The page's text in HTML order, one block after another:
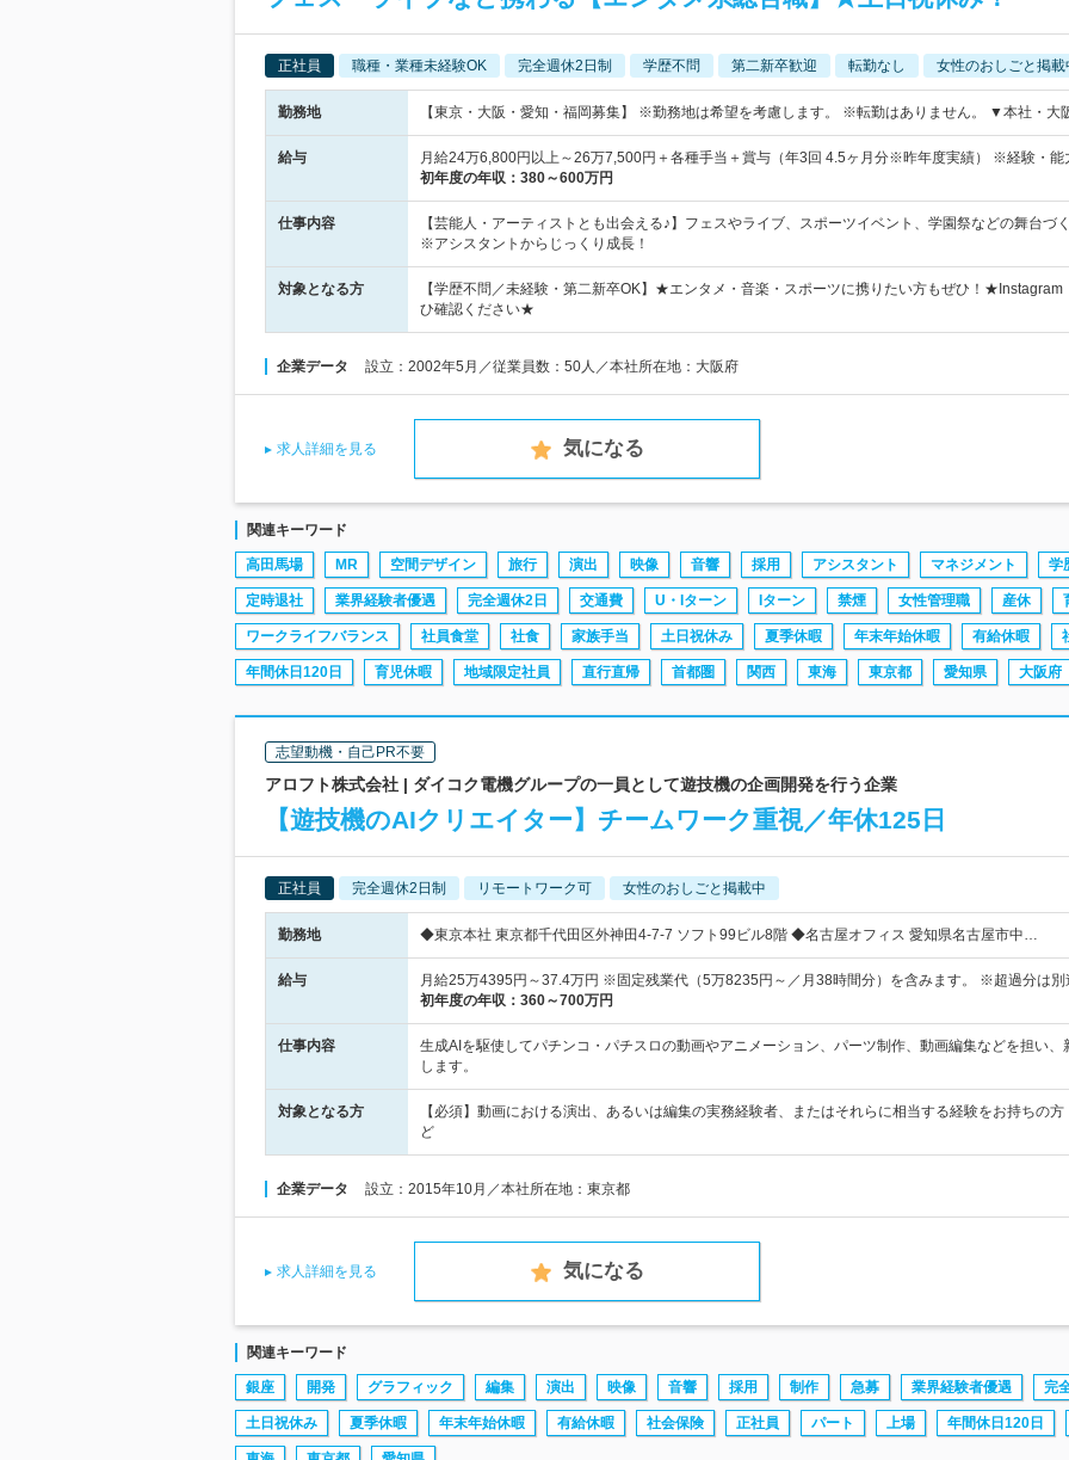
正社員 職種・業種未経験OK 完全週休2日制 学歴不問 第二新卒歓迎 転勤なし 女性のおしごと掲載
勤務地 【東京・大阪・愛知・福岡募集】 ※勤務地は希望を考慮します。 ※転勤はありません。 ▼本社・
給与
月給24万6,800円以上～26万7,500円＋各種手当＋賞与（年3回 4.5ヶ月分※昨年度実績） ※経験・
初年度の年収： 380～600万円
仕事内容
【芸能人・アーティストとも出会える♪】フェスやライブ、スポーツイベント、学園祭などの舞台づ
※アシスタントからじっくり成長！
対象となる方
【学歴不問／未経験・第二新卒OK】★エンタメ・音楽・スポーツに携りたい方もぜひ！★Instagram
ひ確認ください★
企業データ 設立：2002年5月／従業員数：50人／本社所在地：大阪府
求人詳細を見る 気になる
関連キーワード
高田馬場 MR 空間デザイン 旅行 演出 映像 音響 採用 アシスタント マネジメント 学
定時退社 業界経験者優遇 完全週休2日 交通費 U・Iターン Iターン 禁煙 女性管理職 産休
ワークライフバランス 社員食堂 社食 家族手当 土日祝休み 夏季休暇 年末年始休暇 有給休暇
年間休日120日 育児休暇 地域限定社員 直行直帰 首都圏 関西 東海 東京都 愛知県 大阪府
志望動機・自己PR不要
アロフト株式会社 | ダイコク電機グループの一員として遊技機の企画開発を行う企業
【遊技機のAIクリエイター】チームワーク重視／年休125日
正社員 完全週休2日制 リモートワーク可 女性のおしごと掲載中
勤務地 ◆東京本社 東京都千代田区外神田4-7-7 ソフト99ビル8階 ◆名古屋オフィス 愛知県名古屋市中…
給与
月給25万4395円～37.4万円 ※固定残業代（5万8235円～／月38時間分）を含みます。 ※超過分は
初年度の年収： 360～700万円
仕事内容
生成AIを駆使してパチンコ・パチスロの動画やアニメーション、パーツ制作、動画編集などを担い
します。
対象となる方
【必須】動画における演出、あるいは編集の実務経験者、またはそれらに相当する経験をお持ちの
ど
企業データ 設立：2015年10月／本社所在地：東京都
求人詳細を見る 気になる
関連キーワード
銀座 開発 グラフィック 編集 演出 映像 音響 採用 制作 急募 業界経験者優遇 完
土日祝休み 夏季休暇 年末年始休暇 有給休暇 社会保険 正社員 パート 上場 年間休日120日